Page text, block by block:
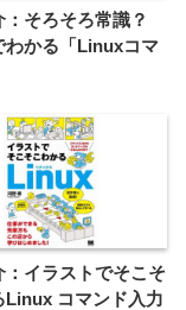
：そろそろ常識？
わかる「Linuxコマ
：イラストでそこそ
Linux コマンド入力